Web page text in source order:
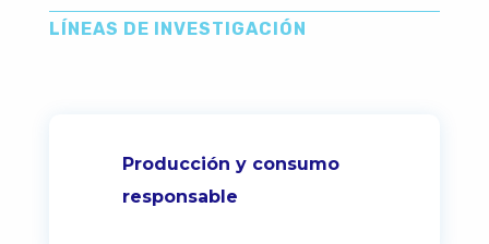
LÍNEAS DE INVESTIGACIÓN
Producción y consumo
responsable